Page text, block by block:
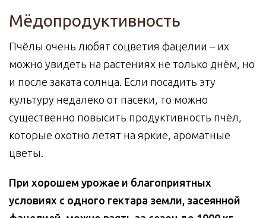
Мёдопродуктивность
Пчёлы очень любят соцветия фацелии – их
можно увидеть на растениях не только днём, но
и после заката солнца. Если посадить эту
культуру недалеко от пасеки, то можно
существенно повысить продуктивность пчёл,
которые охотно летят на яркие, ароматные
цветы.
При хорошем урожае и благоприятных
условиях с одного гектара земли, засеянной